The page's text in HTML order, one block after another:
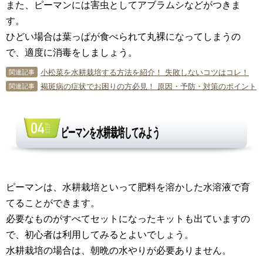
また、ピーマンには害虫としてアブラムシなどがつきま
す。
ひどい場合は葉っぱが食べられて丸裸になってしまうの
で、適度に消毒をしましょう。
関連記事 小松菜を水耕栽培する方法を紹介！ 失敗しないコツはコレ！
関連記事 褐斑病の症状でお困りの方必見！ 原因・予防・対策のポイント
ピーマンを水耕栽培してみよう
ピーマンは、水耕栽培といって肥料を溶かした水溶液で育
てることができます。
必要なものがすべてセットになったキットも出ていますの
で、初心者は利用してみるとよいでしょう。
水耕栽培の場合は、朝晩の水やりが必要ありません。